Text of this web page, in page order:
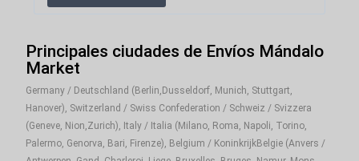
Principales ciudades de Envíos Mándalo
Market
Germany / Deutschland (Berlin,Dusseldorf, Munich, Stuttgart,
Hanover), Switzerland / Swiss Confederation / Schweiz / Svizzera
(Geneve, Nion,Zurich), Italy / Italia (Milano, Roma, Napoli, Torino,
Palermo, Genorva, Bari, Firenze), Belgium / KoninkrijkBelgie (Anvers /